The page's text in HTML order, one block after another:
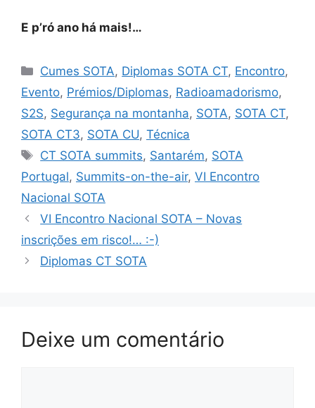
E p’ró ano há mais!…
Categorias
Cumes SOTA, Diplomas SOTA CT, Encontro,
Evento, Prémios/Diplomas, Radioamadorismo,
S2S, Segurança na montanha, SOTA, SOTA CT,
SOTA CT3, SOTA CU, Técnica
Etiquetas
CT SOTA summits, Santarém, SOTA
Portugal, Summits-on-the-air, VI Encontro
Nacional SOTA
VI Encontro Nacional SOTA – Novas
inscrições em risco!… :-)
Diplomas CT SOTA
Deixe um comentário